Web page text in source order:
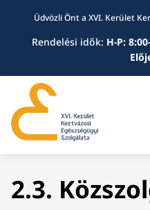
Üdvözli Önt a XVI. Kerület
Rendelési idők: H-P:
2.3.